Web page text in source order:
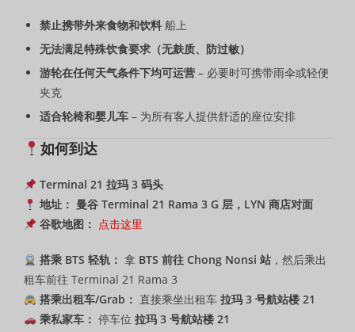
禁止携带外来食物和饮料 船上
无法满足特殊饮食要求（无麸质、防过敏）
游轮在任何天气条件下均可运营 – 必要时可携带雨伞或轻便
夹克
适合轮椅和婴儿车 – 为所有客人提供舒适的座位安排
如何到达
Terminal 21 拉玛 3 码头
地址： 曼谷 Terminal 21 Rama 3 G 层，LYN 商店对面
谷歌地图： 点击这里
搭乘 BTS 轻轨： 拿 BTS 前往 Chong Nonsi 站，然后乘出
租车前往 Terminal 21 Rama 3
搭乘出租车/Grab： 直接乘坐出租车 拉玛 3 号航站楼 21
乘私家车： 停车位 拉玛 3 号航站楼 21